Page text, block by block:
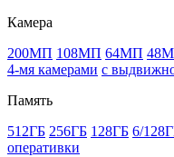
Камера
200МП 108МП 64МП
4-мя камерами с
Память
512ГБ 256ГБ 128ГБ 6/
оперативки